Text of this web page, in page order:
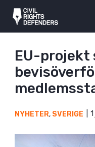
EU-projekt
NYHETER, SVERIGE